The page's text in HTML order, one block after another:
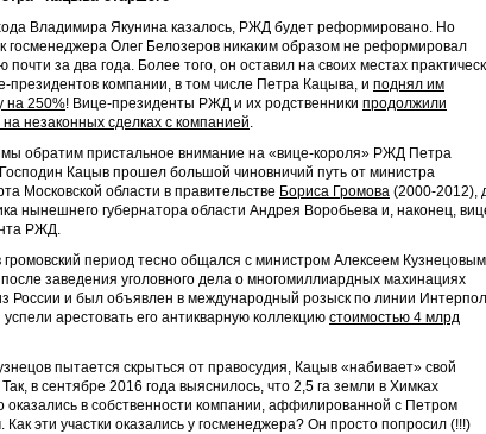
Владимира Якунина казалось, РЖД будет реформировано. Но
госменеджера Олег Белозеров никаким образом не реформировал
почти за два года. Более того, он оставил на своих местах
президентов компании, в том числе Петра Кацыва, и поднял им
на 250%! Вице-президенты РЖД и их родственники продолжили
на незаконных сделках с компанией.
обратим пристальное внимание на «вице-короля» РЖД Петра
Кацыв прошел большой чиновничий путь от министра
Московской области в правительстве Бориса Громова (2000-2012),
нынешнего губернатора области Андрея Воробьева и, наконец,
РЖД.
громовский период тесно общался с министром Алексеем
заведения уголовного дела о многомиллиардных махинациях
России и был объявлен в международный розыск по линии
успели арестовать его антикварную коллекцию стоимостью 4 млрд
пытается скрыться от правосудия, Кацыв «набивает» свой
в сентябре 2016 года выяснилось, что 2,5 га земли в Химках
оказались в собственности компании, аффилированной с Петром
Как эти участки оказались у госменеджера? Он просто попросил (!!!)